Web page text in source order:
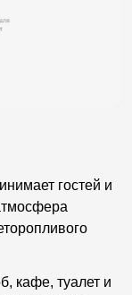
гостей и
кафе, туалет и